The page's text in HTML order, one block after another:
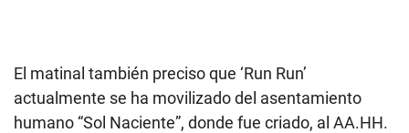
El matinal también preciso que ‘Run Run’
actualmente se ha movilizado del asentamiento
humano “Sol Naciente”, donde fue criado, al AA.HH.